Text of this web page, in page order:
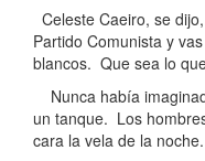
Celeste Caeiro, se
Partido Comunista y
blancos. Que sea lo
Nunca había
un tanque. Los
cara la vela de la noche.